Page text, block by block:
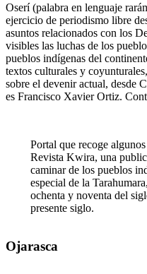
Oserí (palabra en lenguaje
ejercicio de periodismo libre
asuntos relacionados con los
visibles las luchas de los
pueblos indígenas del
textos culturales y
sobre el devenir actual, desde
es Francisco Xavier Ortiz.
Portal que recoge
Revista Kwira, una
caminar de los pueblos
especial de la
ochenta y noventa del
presente siglo.
Ojarasca